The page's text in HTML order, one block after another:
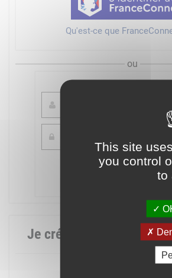
This site
you control
to
Qu'est-ce que
ou
Mot de
Je crée mon compte